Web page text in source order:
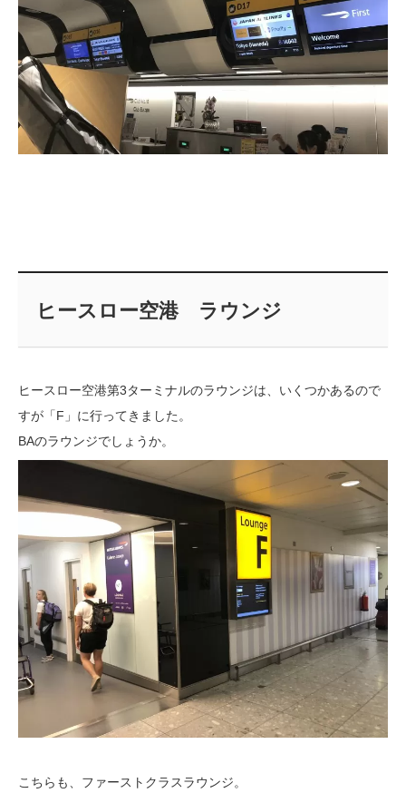
ヒースロー空港 ラウンジ
ヒースロー空港第3ターミナルのラウンジは、いくつかあるので
すが「F」に行ってきました。
BAのラウンジでしょうか。
こちらも、ファーストクラスラウンジ。